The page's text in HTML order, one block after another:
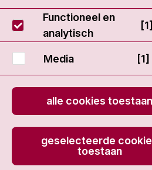
IC:
10:00 - 22:00
© 2026 - Antoni van
Functioneel en
analytisch
[1]
Media [1]
alle cookies toestaan
geselecteerde
toestaan